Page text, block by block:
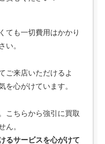
ても一切費用はかかり
。
ご来店いただけるよ
心がけています。
こちらから強引に買取
。
るサービスを心がけて